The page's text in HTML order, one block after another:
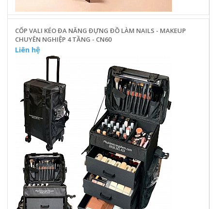
CỐP VALI KÉO ĐA NĂNG ĐỰNG ĐỒ LÀM NAILS - MAKEUP
CHUYÊN NGHIỆP 4 TẦNG - CN60
Liên hệ